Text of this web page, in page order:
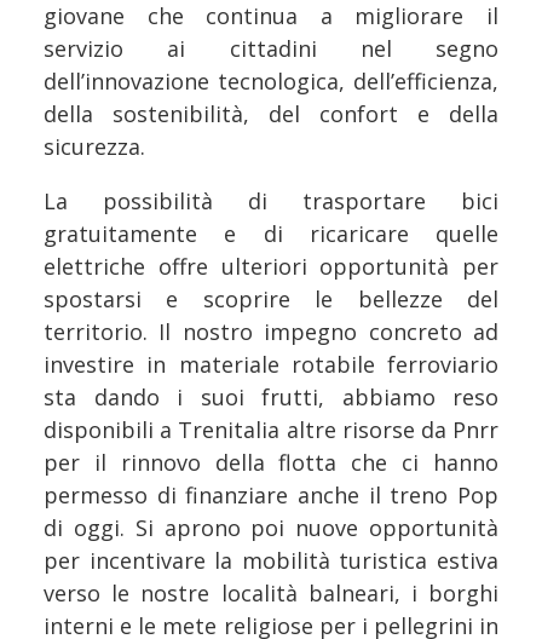
giovane che continua a migliorare il
servizio ai cittadini nel segno
dell’innovazione tecnologica, dell’efficienza,
della sostenibilità, del confort e della
sicurezza.
La possibilità di trasportare bici
gratuitamente e di ricaricare quelle
elettriche offre ulteriori opportunità per
spostarsi e scoprire le bellezze del
territorio. Il nostro impegno concreto ad
investire in materiale rotabile ferroviario
sta dando i suoi frutti, abbiamo reso
disponibili a Trenitalia altre risorse da Pnrr
per il rinnovo della flotta che ci hanno
permesso di finanziare anche il treno Pop
di oggi. Si aprono poi nuove opportunità
per incentivare la mobilità turistica estiva
verso le nostre località balneari, i borghi
interni e le mete religiose per i pellegrini in